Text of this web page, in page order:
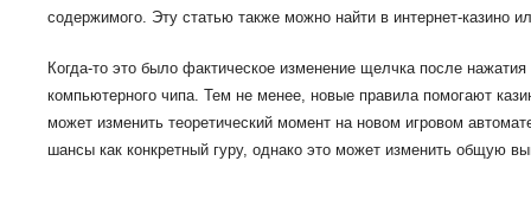
содержимого. Эту статью также можно найти в интернет-казино
Когда-то это было фактическое изменение щелчка после
компьютерного чипа. Тем не менее, новые правила помогают
может изменить теоретический момент на новом игровом
шансы как конкретный гуру, однако это может изменить общую